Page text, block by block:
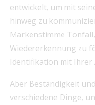
entwickelt, um mit
hinweg zu
Markenstimme
Wiedererkennung zu
Identifikation mit Ihrer
Aber Beständigkeit
verschiedene Dinge,